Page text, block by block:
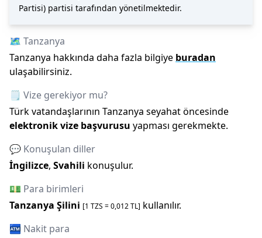
Partisi) partisi tarafından yönetilmektedir.
🗺️ Tanzanya
Tanzanya hakkında daha fazla bilgiye buradan
ulaşabilirsiniz.
🗒️ Vize gerekiyor mu?
Türk vatandaşlarının Tanzanya seyahat öncesinde
elektronik vize başvurusu yapması gerekmekte.
💬 Konuşulan diller
İngilizce, Svahili konuşulur.
💵 Para birimleri
Tanzanya Şilini [1 TZS =0,012TL] kullanılır.
🏧 Nakit para